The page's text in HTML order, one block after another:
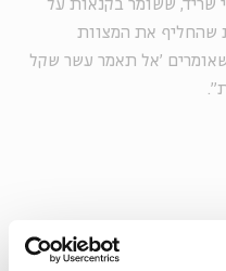
שריד, ששומר בקנאות על
שהחליף את המצוות
'אל תאמר עשר שקל
את הקשר בין אליעזר בן